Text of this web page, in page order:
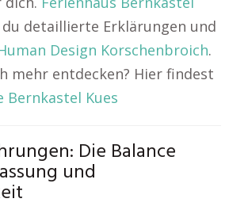
detaillierte Erklärungen und
Design Korschenbroich.
mehr entdecken? Hier findest
Bernkastel Kues
Die Balance
und